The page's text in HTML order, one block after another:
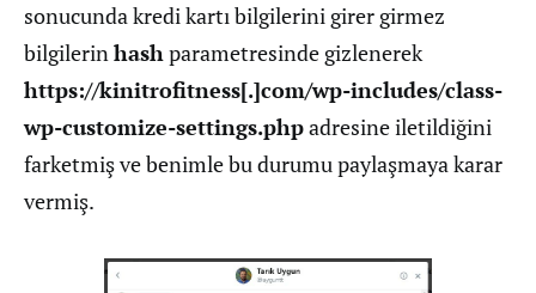
sonucunda kredi kartı bilgilerini girer girmez
bilgilerinhashparametresinde gizlenerek
https://kinitrofitness[.]com/wp-includes/class-
wp-customize-settings.phpadresine iletildiğini
farketmiş ve benimle bu durumu paylaşmaya karar
vermiş.